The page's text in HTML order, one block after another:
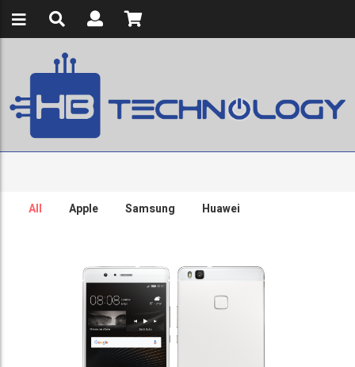
All Apple Samsung Huawei
Huawei P9 Lite